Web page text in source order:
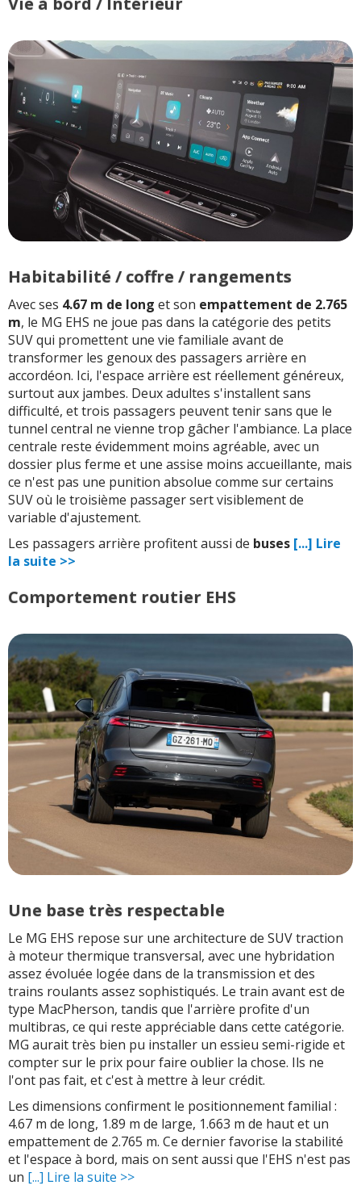
tapis respirent la
certains concurrents
commencent à faire
mieux
Sur autoroute,
l'Hybrid+ redevient plus
classique et la
consommation peut
grimper nettement.
L'hybridation fait des
miracles en ville,
avec un gros SUV qui
pousse l'air
Sur courts trajets à
froid, le système
hybride peut faire
tourner le thermique à
régime élevé pour
recharger, avec une
consommation qui perd
alors son sourire
commercial
perfectible pour
pas immense et une
qui peut gêner selon la
Place centrale arrière
moins agréable, avec un
dossier plus ferme.
Classique, mais
toujours pénible pour
celui qui tire la
mauvaise place
finition moins glorieux :
rayures, boutons
ajustements
ponctuellement
perfectibles. Le tableau
est bon, mais pas
magique
Style avant un peu
chargé, avec une
grande bouche qui ne
plaira pas à tout le
monde. MG progresse,
mais la subtilité n'a pas
encore totalement pris
Habitabilité / coffre / rangements
Avec ses 4.67 m de long et son empattement de 2.765
m, le MG EHS ne joue pas dans la catégorie des petits
SUV qui promettent une vie familiale avant de
transformer les genoux des passagers arrière en
accordéon. Ici, l'espace arrière est réellement généreux,
surtout aux jambes. Deux adultes s'installent sans
difficulté, et trois passagers peuvent tenir sans que le
tunnel central ne vienne trop gâcher l'ambiance. La place
centrale reste évidemment moins agréable, avec un
dossier plus ferme et une assise moins accueillante, mais
ce n'est pas une punition absolue comme sur certains
SUV où le troisième passager sert visiblement de
variable d'ajustement.
Les passagers arrière profitent aussi de buses [...] Lire
la suite >>
Comportement routier EHS
Une base très respectable
Le MG EHS repose sur une architecture de SUV traction
à moteur thermique transversal, avec une hybridation
assez évoluée logée dans de la transmission et des
trains roulants assez sophistiqués. Le train avant est de
type MacPherson, tandis que l'arrière profite d'un
multibras, ce qui reste appréciable dans cette catégorie.
MG aurait très bien pu installer un essieu semi-rigide et
compter sur le prix pour faire oublier la chose. Ils ne
l'ont pas fait, et c'est à mettre à leur crédit.
Les dimensions confirment le positionnement familial :
4.67 m de long, 1.89 m de large, 1.663 m de haut et un
empattement de 2.765 m. Ce dernier favorise la stabilité
et l'espace à bord, mais on sent aussi que l'EHS n'est pas
un [...] Lire la suite >>